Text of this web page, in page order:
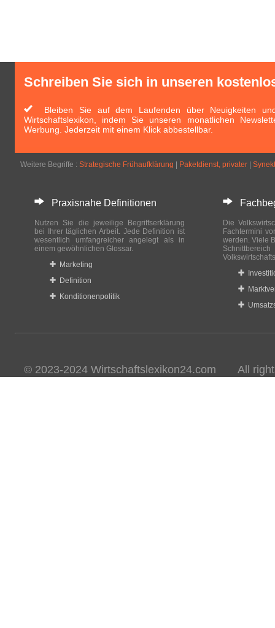
Schreiben Sie sich in unseren
Bleiben Sie auf dem Laufenden über Neuigkeiten
Wirtschaftslexikon, indem Sie unseren monatlichen
Werbung. Jederzeit mit einem Klick abbestellbar.
Weitere Begriffe : Strategische Frühaufklärung Paketdienst, privater
Praxisnahe Definitionen
Nutzen Sie die jeweilige Begriffserklärung
bei Ihrer täglichen Arbeit. Jede Definition ist
wesentlich umfangreicher angelegt als in
einem gewöhnlichen Glossar.
Marketing
Definition
Konditionenpolitik
Die
Fachtermini
werden. Viele
© 2023-2024 Wirtschaftslexikon24.com All